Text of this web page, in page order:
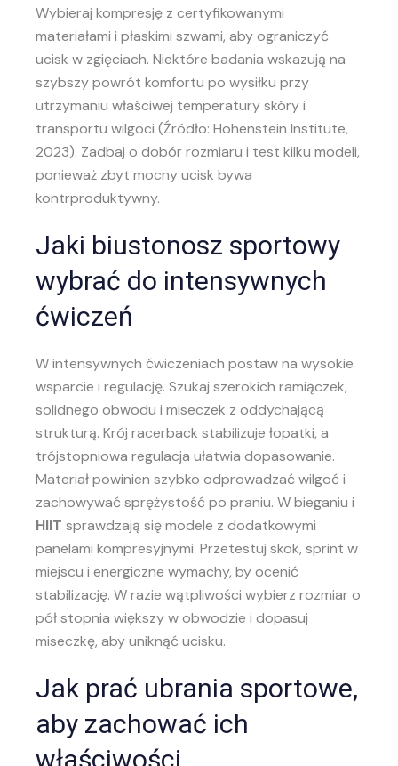
Wybieraj kompresję z certyfikowanymi
materiałami i płaskimi szwami, aby ograniczyć
ucisk w zgięciach. Niektóre badania wskazują na
szybszy powrót komfortu po wysiłku przy
utrzymaniu właściwej temperatury skóry i
transportu wilgoci (Źródło: Hohenstein Institute,
2023). Zadbaj o dobór rozmiaru i test kilku modeli,
ponieważ zbyt mocny ucisk bywa
kontrproduktywny.
Jaki biustonosz sportowy
wybrać do intensywnych
ćwiczeń
W intensywnych ćwiczeniach postaw na wysokie
wsparcie i regulację. Szukaj szerokich ramiączek,
solidnego obwodu i miseczek z oddychającą
strukturą. Krój racerback stabilizuje łopatki, a
trójstopniowa regulacja ułatwia dopasowanie.
Materiał powinien szybko odprowadzać wilgoć i
zachowywać sprężystość po praniu. W bieganiu i
HIIT sprawdzają się modele z dodatkowymi
panelami kompresyjnymi. Przetestuj skok, sprint w
miejscu i energiczne wymachy, by ocenić
stabilizację. W razie wątpliwości wybierz rozmiar o
pół stopnia większy w obwodzie i dopasuj
miseczkę, aby uniknąć ucisku.
Jak prać ubrania sportowe,
aby zachować ich
właściwości